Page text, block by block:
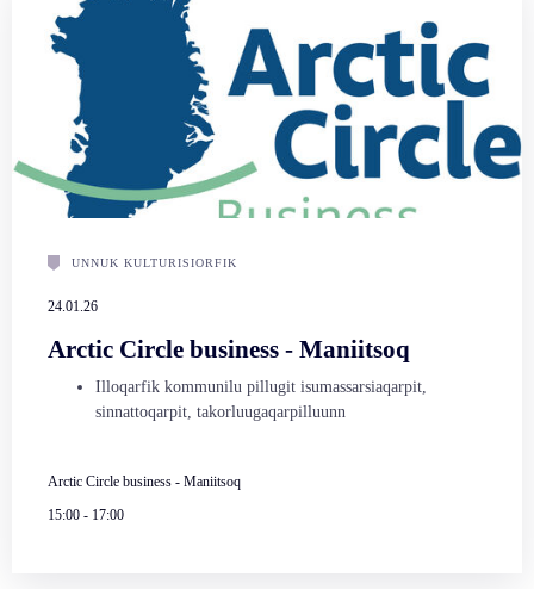
UNNUK KULTURISIORFIK
24.01.26
Arctic Circle business - Maniitsoq
Illoqarfik kommunilu pillugit isumassarsiaqarpit,
sinnattoqarpit, takorluugaqarpilluunn
Arctic Circle business - Maniitsoq
15:00 - 17:00